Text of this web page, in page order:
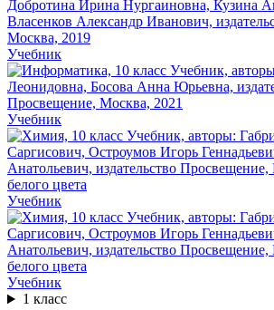
Учебник
Учебник
Учебник
Учебник
1 класс